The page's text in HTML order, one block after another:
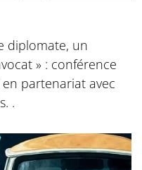
diplomate, un
» : conférence
partenariat avec
.